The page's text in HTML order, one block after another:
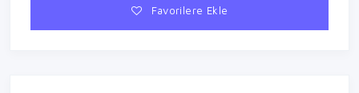
Favorilere Ekle